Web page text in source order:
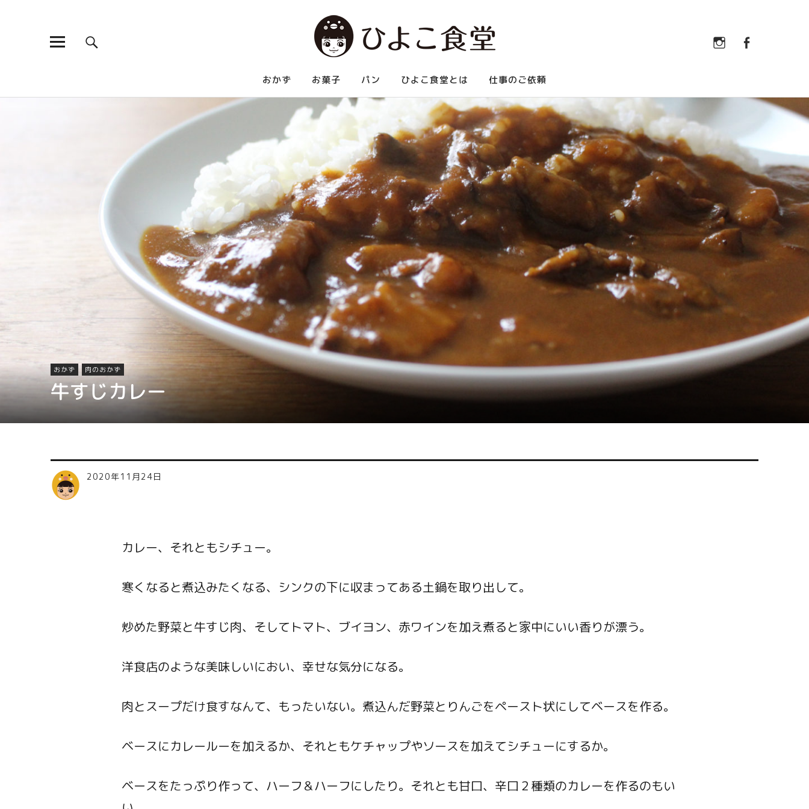
ひよこ食堂
おかず お菓子 パン ひよこ食堂とは 仕事のご依頼
おかず 肉のおかず
牛すじカレー
2020年11月24日
カレー、それともシチュー。
寒くなると煮込みたくなる、シンクの下に収まってある土鍋を取り出して。
炒めた野菜と牛すじ肉、そしてトマト、ブイヨン、赤ワインを加え煮ると家中にいい香りが漂う。
洋食店のような美味しいにおい、幸せな気分になる。
肉とスープだけ食すなんて、もったいない。煮込んだ野菜とりんごをペースト状にしてベースを作る。
ベースにカレールーを加えるか、それともケチャップやソースを加えてシチューにするか。
ベースをたっぷり作って、ハーフ＆ハーフにしたり。それとも甘口、辛口２種類のカレーを作るのもい